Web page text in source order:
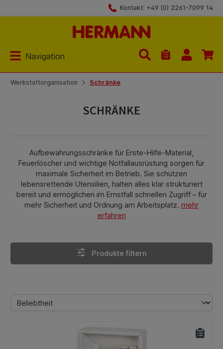
Kontakt: +49 (0) 2261-7099 14
Navigation
Du hast 0
Werkstattorganisation Schränke
SCHRÄNKE
Aufbewahrungsschränke für Erste‑Hilfe‑Material,
Feuerlöscher und wichtige Notfallausrüstung sorgen für
maximale Sicherheit im Betrieb. Sie schützen
lebensrettende Utensilien, halten alles klar strukturiert
bereit und ermöglichen im Ernstfall schnellen Zugriff – für
mehr Sicherheit und Ordnung am Arbeitsplatz. mehr
erfahren
Produkte filtern